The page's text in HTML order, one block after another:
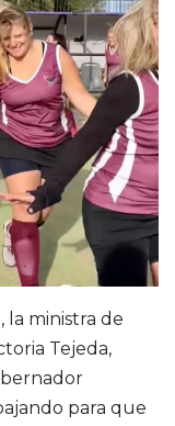
ministra de
Tejeda,
para que